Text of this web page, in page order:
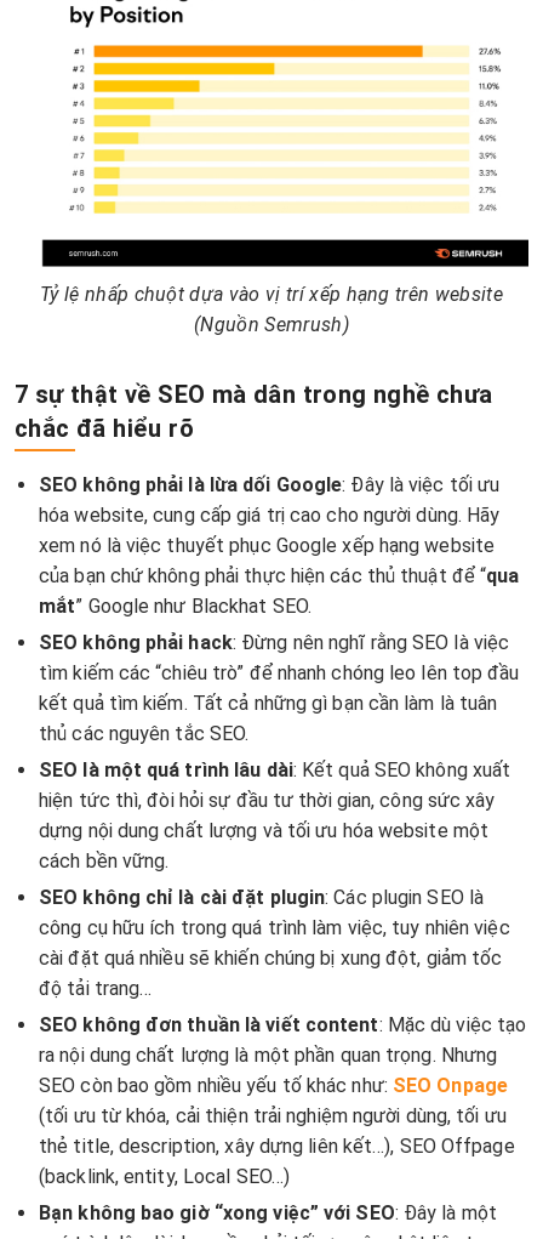
Tỷ lệ nhấp chuột dựa vào vị trí xếp hạng trên website
(Nguồn Semrush)
7 sự thật về SEO mà dân trong nghề chưa
chắc đã hiểu rõ
SEO không phải là lừa dối Google: Đây là việc tối ưu
hóa website, cung cấp giá trị cao cho người dùng. Hãy
xem nó là việc thuyết phục Google xếp hạng website
của bạn chứ không phải thực hiện các thủ thuật để “qua
mắt” Google như Blackhat SEO.
SEO không phải hack: Đừng nên nghĩ rằng SEO là việc
tìm kiếm các “chiêu trò” để nhanh chóng leo lên top đầu
kết quả tìm kiếm. Tất cả những gì bạn cần làm là tuân
thủ các nguyên tắc SEO.
SEO là một quá trình lâu dài: Kết quả SEO không xuất
hiện tức thì, đòi hỏi sự đầu tư thời gian, công sức xây
dựng nội dung chất lượng và tối ưu hóa website một
cách bền vững.
SEO không chỉ là cài đặt plugin: Các plugin SEO là
công cụ hữu ích trong quá trình làm việc, tuy nhiên việc
cài đặt quá nhiều sẽ khiến chúng bị xung đột, giảm tốc
độ tải trang…
SEO không đơn thuần là viết content: Mặc dù việc tạo
ra nội dung chất lượng là một phần quan trọng. Nhưng
SEO còn bao gồm nhiều yếu tố khác như: SEO Onpage
(tối ưu từ khóa, cải thiện trải nghiệm người dùng, tối ưu
thẻ title, description, xây dựng liên kết…), SEO Offpage
(backlink, entity, Local SEO…)
Bạn không bao giờ “xong việc” với SEO: Đây là một